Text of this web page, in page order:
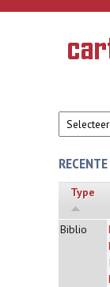
Overslaan en naar de
van de
Type
Biblio